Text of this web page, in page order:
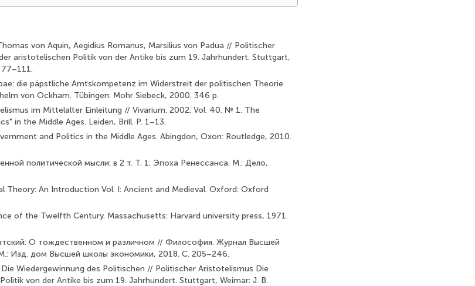
von Aquin, Aegidius Romanus, Marsilius von Padua // Politischer
aristotelischen Politik von der Antike bis zum 19. Jahrhundert. Stuttgart,
die päpstliche Amtskompetenz im Widerstreit der politischen Theorie
von Ockham. Tübingen: Mohr Siebeck, 2000. 346 p.
im Mittelalter Einleitung // Vivarium. 2002. Vol. 40. № 1. The
in the Middle Ages. Leiden, Brill. Р. 1–13.
and Politics in the Middle Ages. Abingdon, Oxon: Routledge, 2010.
политической мысли: в 2 т. Т. 1: Эпоха Ренессанса. М.: Дело,
Theory: An Introduction Vol. I: Ancient and Medieval. Oxford: Oxford
of the Twelfth Century. Massachusetts: Harvard university press, 1971.
О тождественном и различном // Философия. Журнал Высшей
Изд. дом Высшей школы экономики, 2018. С. 205–246.
Wiedergewinnung des Politischen // Politischer Aristotelismus Die
von der Antike bis zum 19. Jahrhundert. Stuttgart, Weimar: J. B.